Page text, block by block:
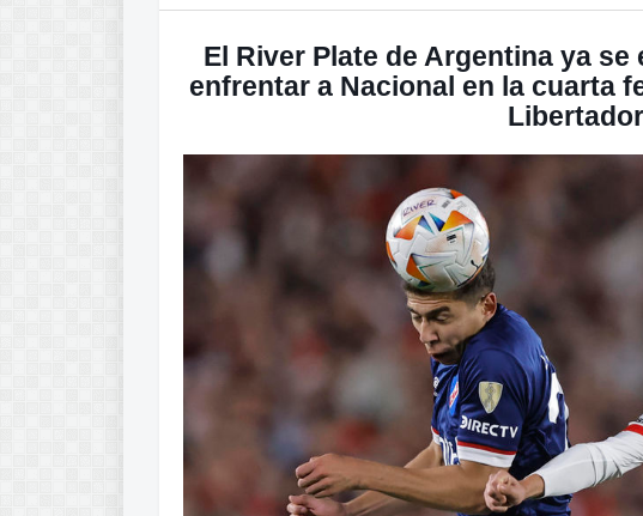
El River Plate de Argentina ya
enfrentar a Nacional en la cuarta